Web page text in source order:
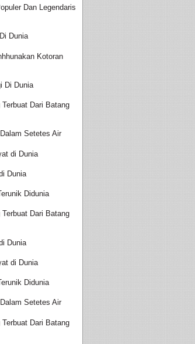
Dan Legendaris
Dunia
Kotoran
Di Dunia
Dari Batang
Setetes Air
di Dunia
Dunia
Didunia
Dari Batang
Dunia
di Dunia
Didunia
Setetes Air
Dari Batang